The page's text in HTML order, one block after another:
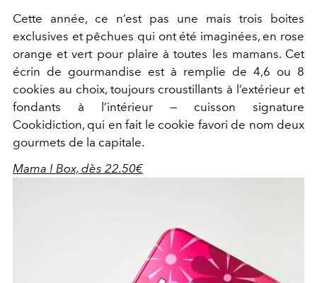
Cette année, ce n’est pas une mais trois boites
exclusives et pêchues qui ont été imaginées, en rose
orange et vert pour plaire à toutes les mamans. Cet
écrin de gourmandise est à remplie de 4,6 ou 8
cookies au choix, toujours croustillants à l’extérieur et
fondants à l’intérieur — cuisson signature
Cookidiction, qui en fait le cookie favori de nom deux
gourmets de la capitale.
Mama ! Box, dès 22.50€